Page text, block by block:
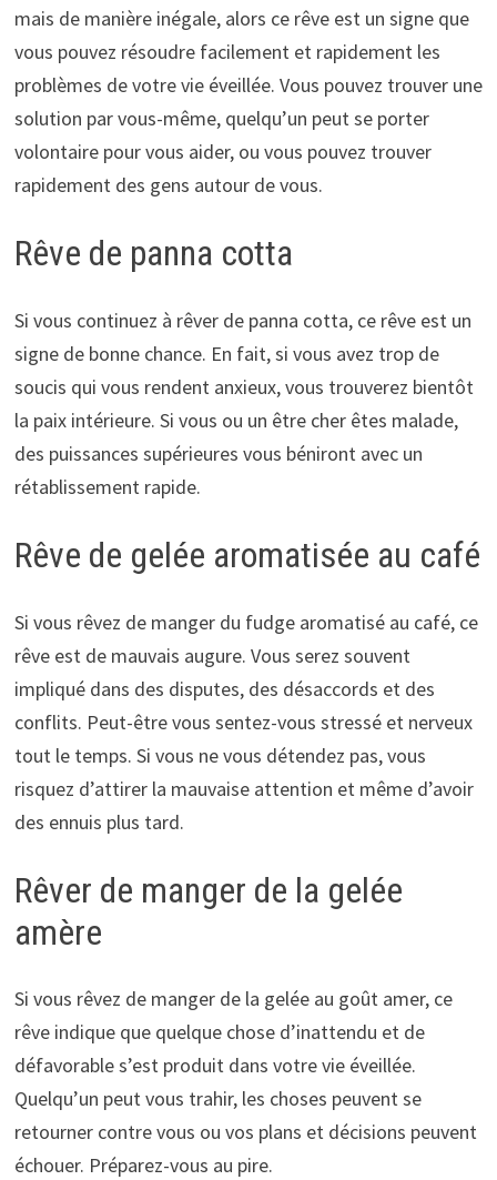
mais de manière inégale, alors ce rêve est un signe que
vous pouvez résoudre facilement et rapidement les
problèmes de votre vie éveillée. Vous pouvez trouver une
solution par vous-même, quelqu’un peut se porter
volontaire pour vous aider, ou vous pouvez trouver
rapidement des gens autour de vous.
Rêve de panna cotta
Si vous continuez à rêver de panna cotta, ce rêve est un
signe de bonne chance. En fait, si vous avez trop de
soucis qui vous rendent anxieux, vous trouverez bientôt
la paix intérieure. Si vous ou un être cher êtes malade,
des puissances supérieures vous béniront avec un
rétablissement rapide.
Rêve de gelée aromatisée au café
Si vous rêvez de manger du fudge aromatisé au café, ce
rêve est de mauvais augure. Vous serez souvent
impliqué dans des disputes, des désaccords et des
conflits. Peut-être vous sentez-vous stressé et nerveux
tout le temps. Si vous ne vous détendez pas, vous
risquez d’attirer la mauvaise attention et même d’avoir
des ennuis plus tard.
Rêver de manger de la gelée
amère
Si vous rêvez de manger de la gelée au goût amer, ce
rêve indique que quelque chose d’inattendu et de
défavorable s’est produit dans votre vie éveillée.
Quelqu’un peut vous trahir, les choses peuvent se
retourner contre vous ou vos plans et décisions peuvent
échouer. Préparez-vous au pire.